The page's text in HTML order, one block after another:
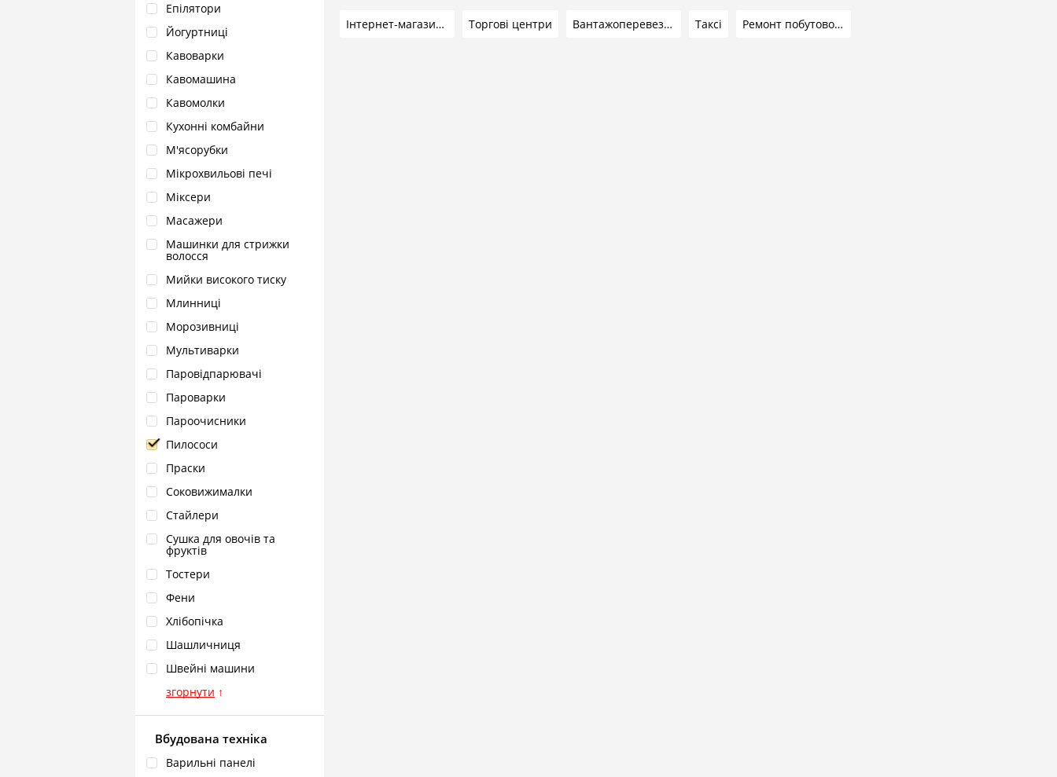
Епілятори
Йогуртниці
Кавоварки
Кавомашина
Кавомолки
Кухонні комбайни
М'ясорубки
Мікрохвильові печі
Міксери
Масажери
Машинки для стрижки
волосся
Мийки високого тиску
Млинниці
Морозивниці
Мультиварки
Паровідпарювачі
Пароварки
Пароочисники
Пилососи
Праски
Соковижималки
Стайлери
Сушка для овочів та
фруктів
Тостери
Фени
Хлібопічка
Шашличниця
Швейні машини
згорнути ↑
Вбудована техніка
Варильні панелі
Інтернет-магазини Торгові центри Вантажоперевезення Таксі Ремонт побутової техніки